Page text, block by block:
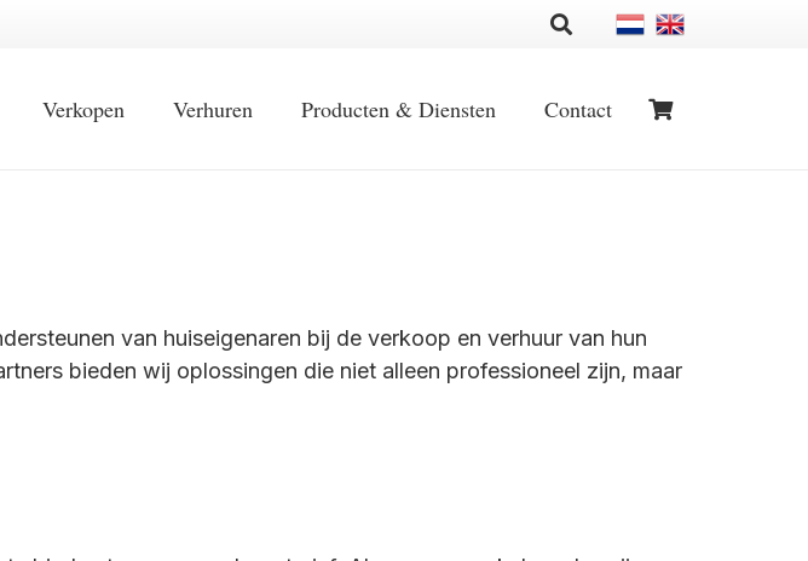
Verkopen Verhuren Producten & Diensten Contact
van huiseigenaren bij de verkoop en verhuur van hun
bieden wij oplossingen die niet alleen professioneel zijn, maar